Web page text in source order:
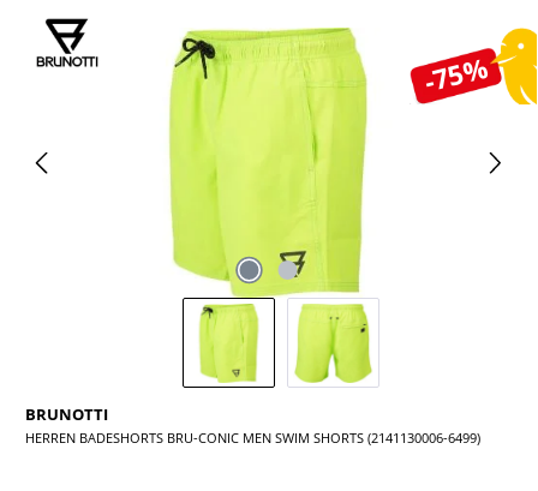
-75%
Bildergalerie überspringen
BRUNOTTI
HERREN BADESHORTS BRU-CONIC MEN SWIM SHORTS (2141130006-6499)